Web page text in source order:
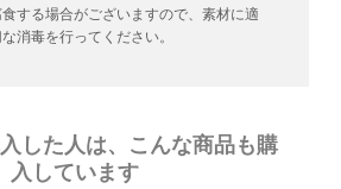
食する場合がございますので、素材に適
消毒を行ってください。
した人は、こんな商品も購
入しています